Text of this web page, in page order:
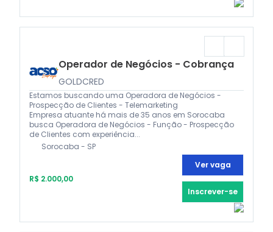
Operador de Negócios - Cobrança
GOLDCRED
Estamos buscando uma Operadora de Negócios -
Prospecção de Clientes - Telemarketing
Empresa atuante há mais de 35 anos em Sorocaba
busca Operadora de Negócios - Função - Prospecção
de Clientes com experiência...
Sorocaba - SP
R$ 2.000,00
Ver vaga
Inscrever-se